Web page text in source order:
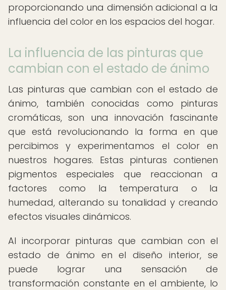
proporcionando una dimensión adicional a la
influencia del color en los espacios del hogar.
La influencia de las pinturas que
cambian con el estado de ánimo
Las pinturas que cambian con el estado de
ánimo, también conocidas como pinturas
cromáticas, son una innovación fascinante
que está revolucionando la forma en que
percibimos y experimentamos el color en
nuestros hogares. Estas pinturas contienen
pigmentos especiales que reaccionan a
factores como la temperatura o la
humedad, alterando su tonalidad y creando
efectos visuales dinámicos.
Al incorporar pinturas que cambian con el
estado de ánimo en el diseño interior, se
puede lograr una sensación de
transformación constante en el ambiente, lo